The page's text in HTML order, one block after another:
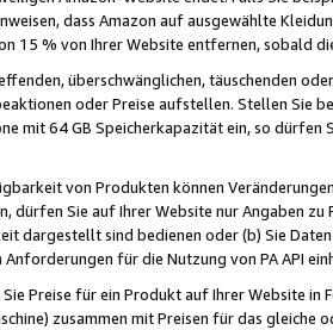
dass Amazon auf ausgewählte
15 % von Ihrer Website entfernen, sobald
überschwänglichen, täuschenden
oder Preise aufstellen. Stellen Sie
mit 64 GB Speicherkapazität ein, so dürfen
von Produkten können
dürfen Sie auf Ihrer Website nur Angaben
dargestellt sind bedienen oder (b) Sie
für die Nutzung von PA API
Preise für ein Produkt auf Ihrer Website
zusammen mit Preisen für das